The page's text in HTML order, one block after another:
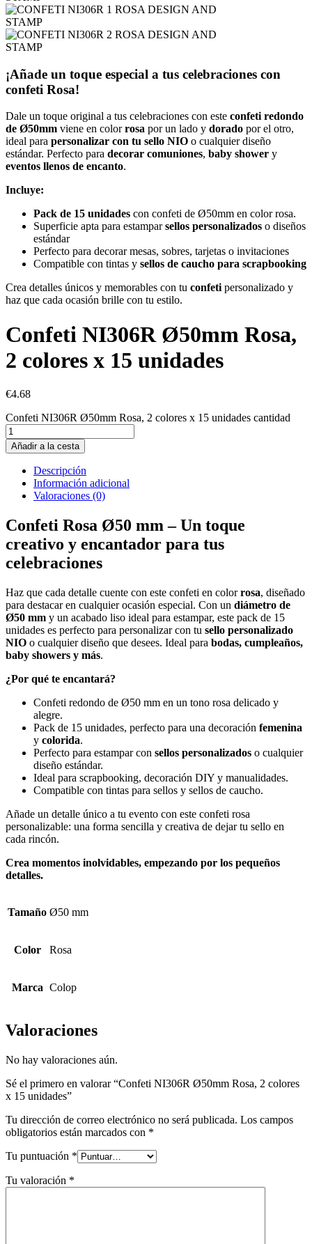
¡Añade un toque especial a tus celebraciones con
confeti Rosa!
Dale un toque original a tus celebraciones con este confeti redondo
de Ø50mm viene en colorrosa por un lado y dorado por el otro,
ideal para personalizar con tu sello NIO o cualquier diseño
estándar. Perfecto para decorar comuniones, baby shower y
eventos llenos de encanto.
Incluye:
Pack de 15 unidades con confeti de Ø50mm en color rosa.
Superficie apta para estamparsellos personalizados o diseños
estándar
Perfecto para decorar mesas, sobres, tarjetas o invitaciones
Compatible con tintas y sellos de caucho para scrapbooking
Crea detalles únicos y memorables con tu confeti personalizado y
haz que cada ocasión brille con tu estilo.
Confeti NI306R Ø50mm Rosa,
2 colores x 15 unidades
€4.68
Confeti NI306R Ø50mm Rosa, 2 colores x 15 unidades cantidad
Añadir a la cesta
Descripción
Información adicional
Valoraciones (0)
Confeti Rosa Ø50 mm – Un toque
creativo y encantador para tus
celebraciones
Haz que cada detalle cuente con este confeti en colorrosa, diseñado
para destacar en cualquier ocasión especial. Con un diámetro de
Ø50 mm y un acabado liso ideal para estampar, este pack de 15
unidades es perfecto para personalizar con tu sello personalizado
NIO o cualquier diseño que desees. Ideal para bodas, cumpleaños,
baby showers y más.
¿Por qué te encantará?
Confeti redondo de Ø50 mm en un tono rosa delicado y
alegre.
Pack de 15 unidades, perfecto para una decoración femenina
y colorida.
Perfecto para estampar con sellos personalizados o cualquier
diseño estándar.
Ideal para scrapbooking, decoración DIY y manualidades.
Compatible con tintas para sellos y sellos de caucho.
Añade un detalle único a tu evento con este confeti rosa
personalizable: una forma sencilla y creativa de dejar tu sello en
cada rincón.
Crea momentos inolvidables, empezando por los pequeños
detalles.
Tamaño Ø50 mm
Color Rosa
Marca Colop
Valoraciones
No hay valoraciones aún.
Sé el primero en valorar “Confeti NI306R Ø50mm Rosa, 2 colores
x 15 unidades”
Tu dirección de correo electrónico no será publicada. Los campos
obligatorios están marcados con *
Tu puntuación *
Tu valoración *